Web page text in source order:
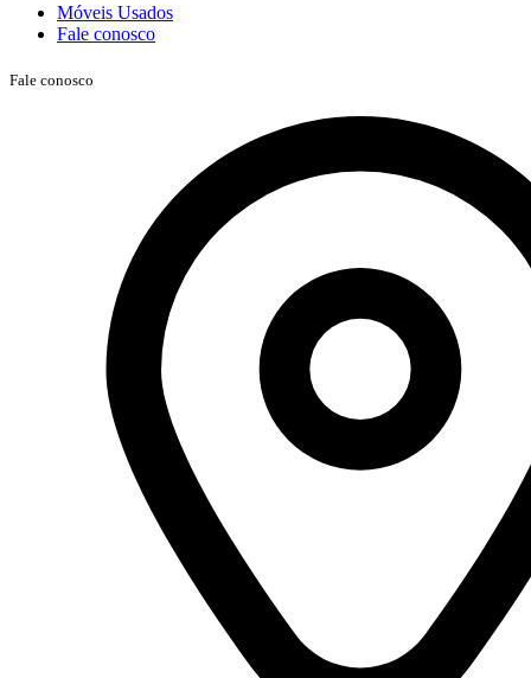
Móveis Usados
Fale conosco
Fale conosco